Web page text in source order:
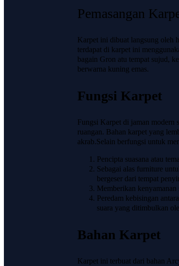
Pemasangan
Karpet ini dibuat langsung oleh
terdapat di karpet ini
bagain Gron atu tempat sujud,
berwarna kuning emas.
Fungsi Karpet
Fungsi Karpet di jaman modern
ruangan. Bahan karpet yang
akrab.Selain berfungsi untuk
Pencipta suasana atau
Sebagai alas furniture
bergeser dari tempat
Memberikan kenyamanan
Peredam kebisingan
suara yang ditimbulkan
Bahan Karpet
Karpet ini terbuat dari bahan